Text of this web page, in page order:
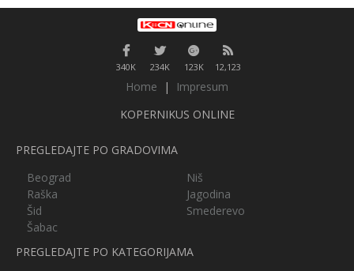
340K 234K 123K 12,123
Home |
Impresum
KOPERNIKUS ONLINE
PREGLEDAJTE PO GRADOVIMA
Beograd
Niš
Raška
Jagodina
Šid
Smederevo
Šabac
PREGLEDAJTE PO KATEGORIJAMA